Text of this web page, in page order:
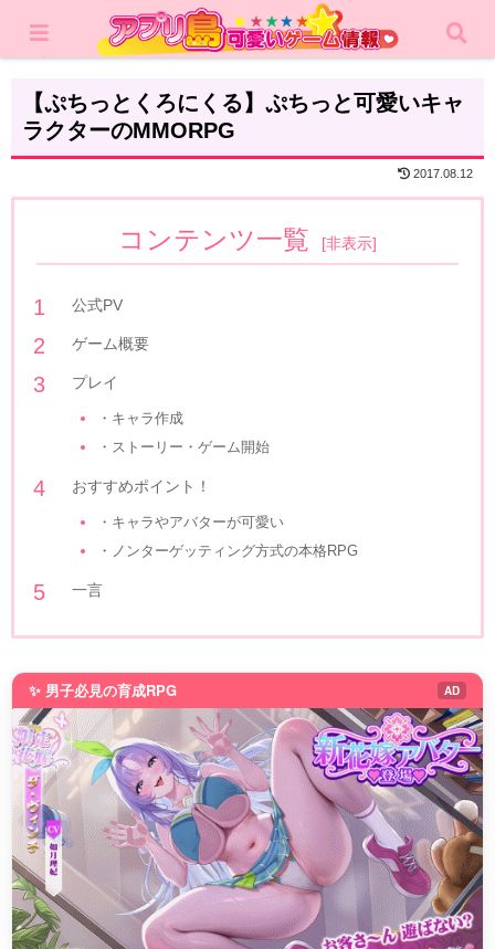
レビュー MMORPG
【ぷちっとくろにくる】ぷちっと可愛いキャ
ラクターのMMORPG
2017.08.12
コンテンツ一覧 [非表示]
公式PV
ゲーム概要
プレイ
・キャラ作成
・ストーリー・ゲーム開始
おすすめポイント！
・キャラやアバターが可愛い
・ノンターゲッティング方式の本格RPG
一言
✨ 男子必見の育成RPG AD